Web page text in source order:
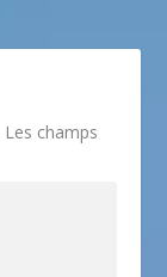
Les champs